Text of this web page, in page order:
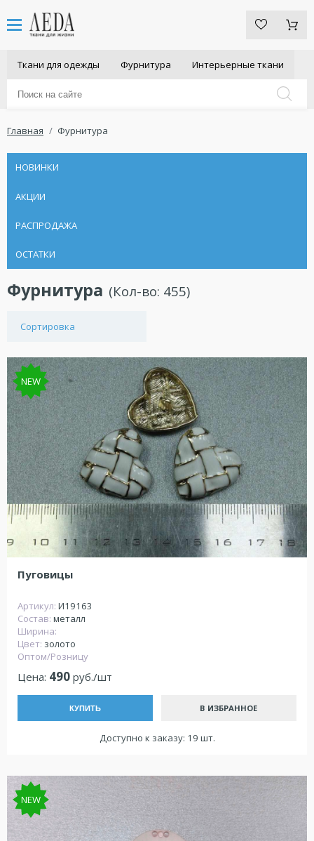
Ткани для одежды Фурнитура Интерьерные ткани
Главная Фурнитура
НОВИНКИ
АКЦИИ
РАСПРОДАЖА
ОСТАТКИ
Фурнитура (Кол-во: 455)
Сортировка
NEW
Пуговицы
Артикул: И19163
Состав: металл
Ширина:
Цвет: золото
Оптом/Розницу
Цена: 490 руб./шт
КУПИТЬ В ИЗБРАННОЕ
Доступно к заказу: 19 шт.
NEW